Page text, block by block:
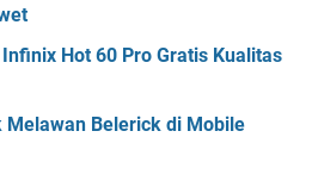
Hot 60 Pro Gratis Kualitas
Melawan Belerick di Mobile